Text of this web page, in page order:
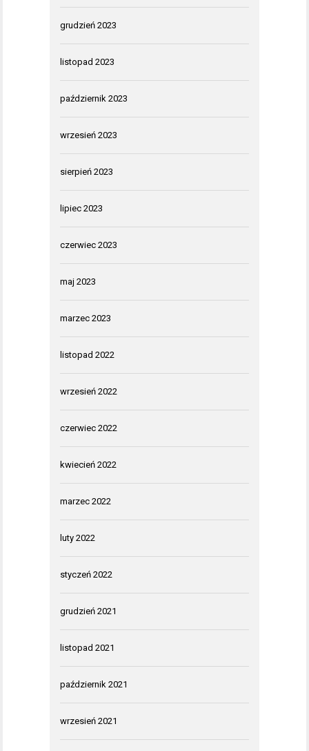
grudzień 2023
listopad 2023
październik 2023
wrzesień 2023
sierpień 2023
lipiec 2023
czerwiec 2023
maj 2023
marzec 2023
listopad 2022
wrzesień 2022
czerwiec 2022
kwiecień 2022
marzec 2022
luty 2022
styczeń 2022
grudzień 2021
listopad 2021
październik 2021
wrzesień 2021